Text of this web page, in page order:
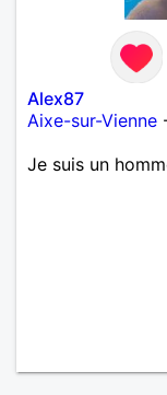
Alex87
Aixe-sur-Vienne
Je suis un